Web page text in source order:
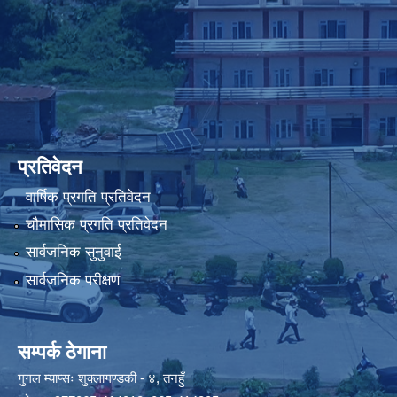
प्रतिवेदन
वार्षिक प्रगति प्रतिवेदन
चौमासिक प्रगति प्रतिवेदन
सार्वजनिक सुनुवाई
सार्वजनिक परीक्षण
सम्पर्क ठेगाना
गुगल म्याप्सःशुक्लागण्डकी - ४, तनहुँ